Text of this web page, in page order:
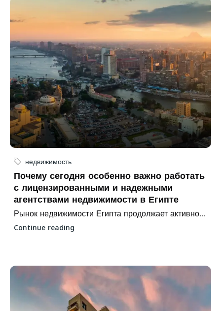
недвижимость
Почему сегодня особенно важно работать
с лицензированными и надежными
агентствами недвижимости в Египте
Рынок недвижимости Египта продолжает активно...
Continue reading